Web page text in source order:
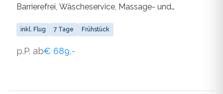
Barrierefrei, Wäscheservice, Massage- und
Nichtraucherräume, Indoorpool, Outdoorpool,
Restaurant, Sandstrand, Surfen, WLAN
inkl. Flug 7 Tage Frühstück
p.P. ab€ 689,-